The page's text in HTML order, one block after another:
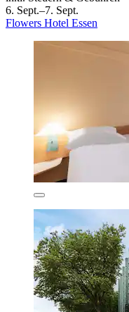
6. Sept.–7. Sept.
Flowers Hotel Essen